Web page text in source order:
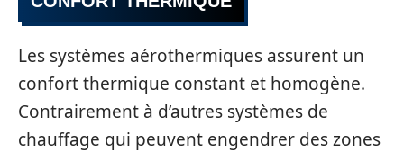
Les systèmes aérothermiques assurent un
confort thermique constant et homogène.
Contrairement à d’autres systèmes de
chauffage qui peuvent engendrer des zones